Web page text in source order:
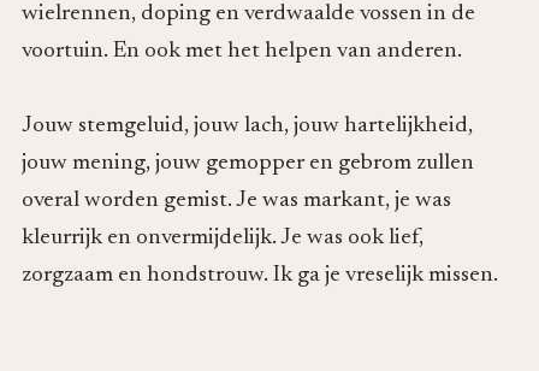
wielrennen, doping en verdwaalde vossen in de
voortuin. En ook met het helpen van anderen.
Jouw stemgeluid, jouw lach, jouw hartelijkheid,
jouw mening, jouw gemopper en gebrom zullen
overal worden gemist. Je was markant, je was
kleurrijk en onvermijdelijk. Je was ook lief,
zorgzaam en hondstrouw. Ik ga je vreselijk missen.